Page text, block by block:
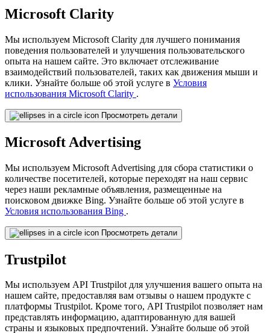
Microsoft Clarity
Мы используем Microsoft Clarity для лучшего понимания
поведения пользователей и улучшения пользовательского
опыта на нашем сайте. Это включает отслеживание
взаимодействий пользователей, таких как движения мыши и
клики. Узнайте больше об этой услуге в Условия
использования Microsoft Clarity .
Просмотреть детали
Microsoft Advertising
Мы используем Microsoft Advertising для сбора статистики о
количестве посетителей, которые переходят на наш сервис
через наши рекламные объявления, размещенные на
поисковом движке Bing. Узнайте больше об этой услуге в
Условия использования Bing .
Просмотреть детали
Trustpilot
Мы используем API Trustpilot для улучшения вашего опыта на
нашем сайте, предоставляя вам отзывы о нашем продукте с
платформы Trustpilot. Кроме того, API Trustpilot позволяет нам
представлять информацию, адаптированную для вашей
страны и языковых предпочтений. Узнайте больше об этой